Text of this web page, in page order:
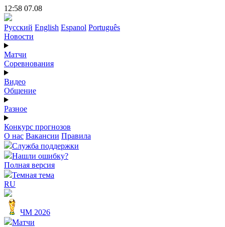
12:58 07.08
Русский English Espanol Português
Новости
Матчи
Соревнования
Видео
Общение
Разное
Конкурс прогнозов
О нас Вакансии Правила
Служба поддержки
Нашли ошибку?
Полная версия
Темная тема
RU
ЧМ 2026
Матчи